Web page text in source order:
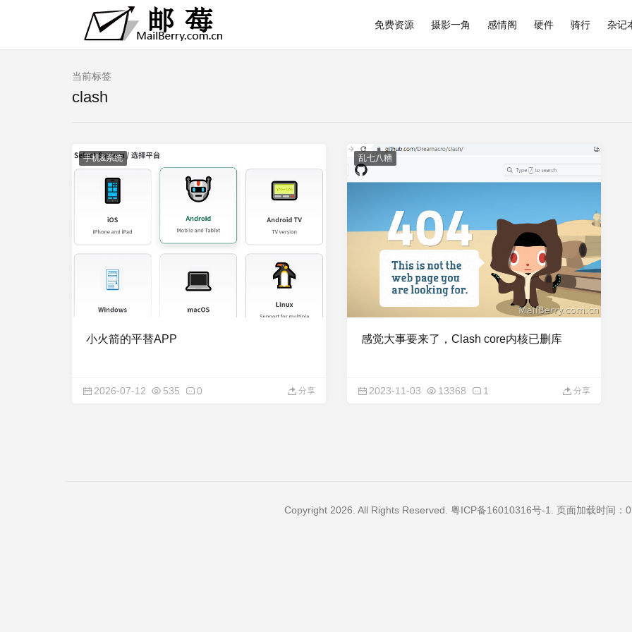
免费资源 摄影一角 感情阁 硬件 骑行 杂记
当前标签
clash
手机&系统
小火箭的平替APP
2026-07-12 535 0 分享
乱七八糟
感觉大事要来了，Clash core内核已删库
2023-11-03 13368 1 分享
Copyright 2026. All Rights Reserved. 粤ICP备16010316号-1 . 页面加载时间：